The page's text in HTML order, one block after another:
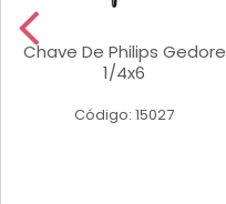
Chave De Philips Gedore
1/4x6
Código: 15027